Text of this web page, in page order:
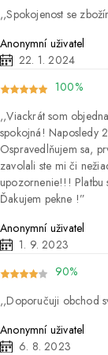
Spokojenost se
Anonymní uživatel
22. 1. 2024
100%
Viackrát som
spokojná! Naposledy
Ospravedlňujem sa,
zavolali ste mi či
upozornenie!!! Platbu
Ďakujem pekne !
Anonymní uživatel
1. 9. 2023
90%
Doporučuji obchod
Anonymní uživatel
6. 8. 2023